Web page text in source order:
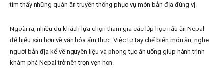
tìm thấy những quán ăn truyền thống phục vụ món bản địa đúng vị.
Ngoài ra, nhiều du khách lựa chọn tham gia các lớp học nấu ăn Nepal
để hiểu sâu hơn về văn hóa ẩm thực. Việc tự tay chế biến món ăn, nghe
người bản địa kể về nguyên liệu và phong tục ăn uống giúp hành trình
khám phá Nepal trở nên trọn vẹn hơn.